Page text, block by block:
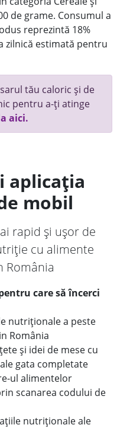
de grame. Consumul a
reprezintă 18%
zilnică estimată pentru
tău caloric și de
pentru a-ți atinge
aici.
aplicația
mobil
rapid și ușor de
cu alimente
România
care să încerci
nutriționale a peste
România
și idei de mese cu
gata completate
ul alimentelor
scanarea codului de
nutriționale ale